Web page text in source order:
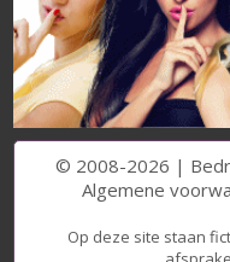
© 2008-2026 |
Algemene
Op deze site staan